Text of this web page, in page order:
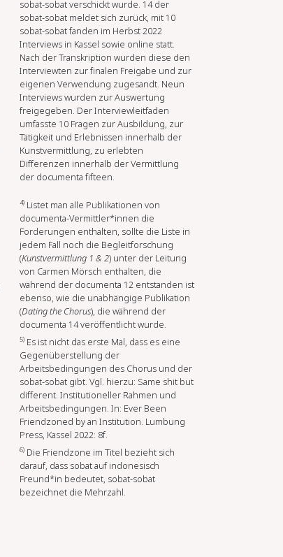
sobat-sobat verschickt wurde. 14 der
sobat-sobat meldet sich zurück, mit 10
sobat-sobat fanden im Herbst 2022
Interviews in Kassel sowie online statt.
Nach der Transkription wurden diese den
Interviewten zur finalen Freigabe und zur
eigenen Verwendung zugesandt. Neun
Interviews wurden zur Auswertung
freigegeben. Der Interviewleitfaden
umfasste 10 Fragen zur Ausbildung, zur
Tätigkeit und Erlebnissen innerhalb der
Kunstvermittlung, zu erlebten
Differenzen innerhalb der Vermittlung
der documenta fifteen.
4) Listet man alle Publikationen von
documenta-Vermittler*innen die
Forderungen enthalten, sollte die Liste in
jedem Fall noch die Begleitforschung
(Kunstvermittlung 1 & 2) unter der Leitung
von Carmen Mörsch enthalten, die
während der documenta 12 entstanden ist
ebenso, wie die unabhängige Publikation
(Dating the Chorus), die während der
documenta 14 veröffentlicht wurde.
5) Es ist nicht das erste Mal, dass es eine
Gegenüberstellung der
Arbeitsbedingungen des Chorus und der
sobat-sobat gibt. Vgl. hierzu: Same shit but
different. Institutioneller Rahmen und
Arbeitsbedingungen. In: Ever Been
Friendzoned by an Institution. Lumbung
Press, Kassel 2022: 8f.
6) Die Friendzone im Titel bezieht sich
darauf, dass sobat auf indonesisch
Freund*in bedeutet, sobat-sobat
bezeichnet die Mehrzahl.